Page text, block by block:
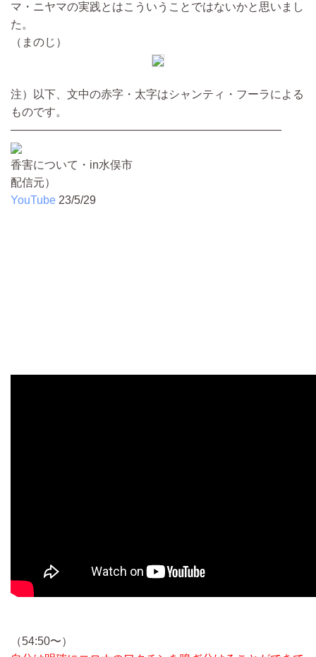
マ・ニヤマの実践とはこういうことではないかと思いまし
た。
（まのじ）
注）以下、文中の赤字・太字はシャンティ・フーラによる
ものです。
————————————————————————
香害について・in水俣市
配信元）
YouTube 23/5/29
（54:50〜）